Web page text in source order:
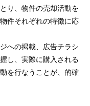
り、物件の売却活動を
件それぞれの特徴に応
への掲載、広告チラシ
し、実際に購入される
を行なうことが、的確